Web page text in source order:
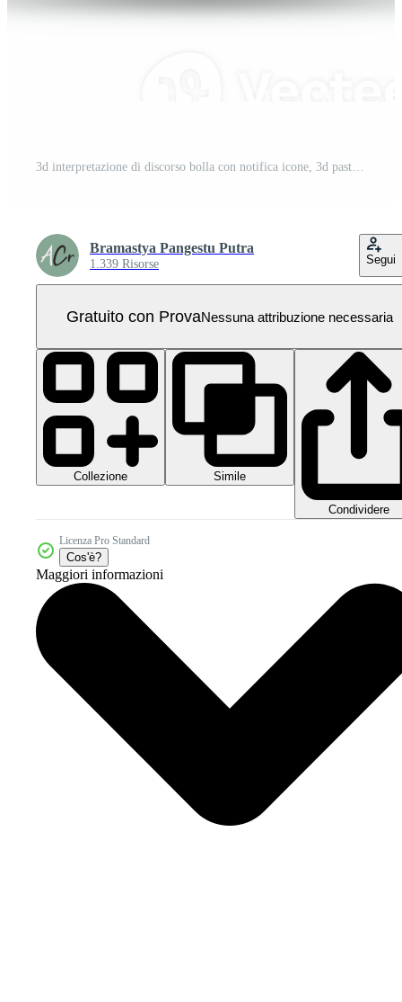
3d interpretazione di discorso bolla con notifica icone, 3d pastello viola Chiacchierare icona impostare. impostato di 3d parlare bolla. PNG Pro
Bramastya Pangestu Putra
1.339 Risorse Segui
Gratuito con ProvaNessuna attribuzione necessaria
Collezione Simile
Condividere
Licenza Pro Standard
Cos'è?
Maggiori informazioni